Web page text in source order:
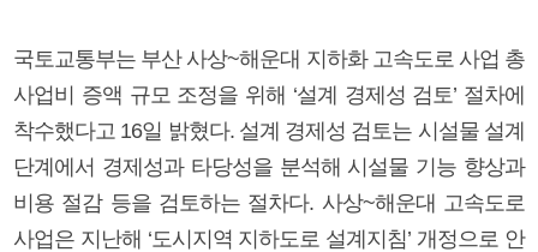
국토교통부는 부산 사상~해운대 지하화 고속도로 사업 총
사업비 증액 규모 조정을 위해 ‘설계 경제성 검토’ 절차에
착수했다고 16일 밝혔다. 설계 경제성 검토는 시설물 설계
단계에서 경제성과 타당성을 분석해 시설물 기능 향상과
비용 절감 등을 검토하는 절차다. 사상~해운대 고속도로
사업은 지난해 ‘도시지역 지하도로 설계지침’ 개정으로 안